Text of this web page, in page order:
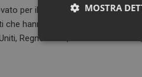
per il trattamento della
che hanno una risposta
Regno Unito, Australia e
MOSTRA